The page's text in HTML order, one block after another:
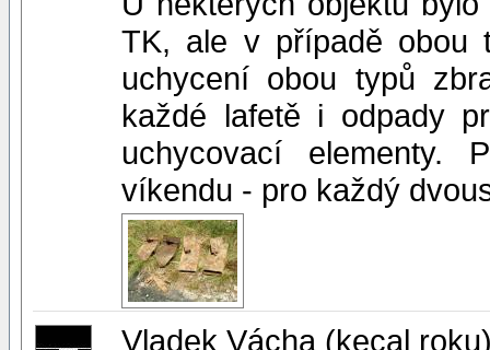
TK, ale v případě obou
uchycení obou typů
každé lafetě i odpady
uchycovací elementy.
víkendu - pro každý
Vladek Vácha (kecal